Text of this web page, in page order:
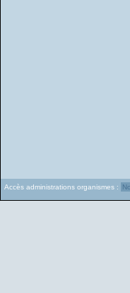
Accès administrations organismes :